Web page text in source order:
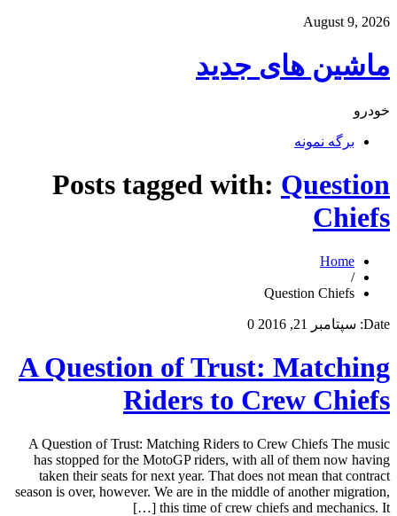
August 9, 2026
ماشین های جدید
خودرو
برگه نمونه
Posts tagged with: Question
Chiefs
Home
/
Question Chiefs
Date: سپتامبر 21, 2016 0
A Question of Trust: Matching
Riders to Crew Chiefs
A Question of Trust: Matching Riders to Crew Chiefs The music
has stopped for the MotoGP riders, with all of them now having
taken their seats for next year. That does not mean that contract
season is over, however. We are in the middle of another migration,
this time of crew chiefs and mechanics. It […]